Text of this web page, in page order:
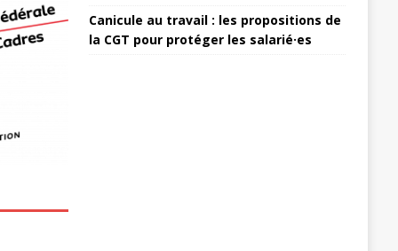
Canicule au travail : les propositions de
la CGT pour protéger les salarié·es